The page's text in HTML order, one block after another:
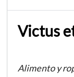
Victus
Alimento y